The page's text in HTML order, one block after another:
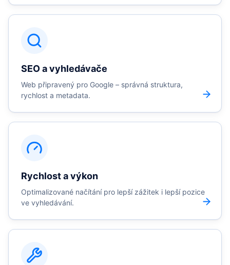
SEO a vyhledávače
Web připravený pro Google – správná struktura,
rychlost a metadata.
Rychlost a výkon
Optimalizované načítání pro lepší zážitek i lepší pozice
ve vyhledávání.